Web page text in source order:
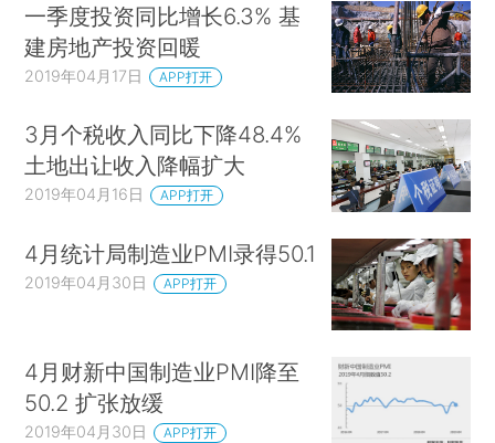
一季度投资同比增长6.3% 基
建房地产投资回暖
2019年04月17日 APP打开
3月个税收入同比下降48.4%
土地出让收入降幅扩大
2019年04月16日 APP打开
4月统计局制造业PMI录得50.1
2019年04月30日 APP打开
4月财新中国制造业PMI降至
50.2 扩张放缓
2019年04月30日 APP打开